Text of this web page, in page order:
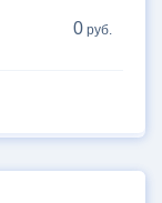
0 руб.